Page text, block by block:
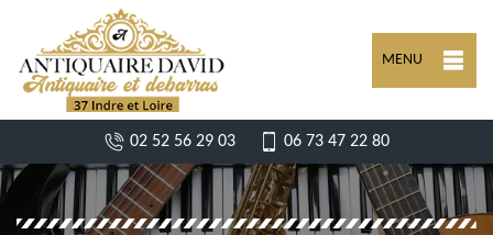
MENU
02 52 56 29 03 06 73 47 22 80